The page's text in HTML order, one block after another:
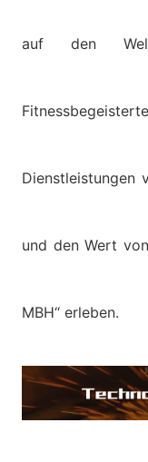
auf den
Dienstleistungen
und den Wert
MBH“ erleben.